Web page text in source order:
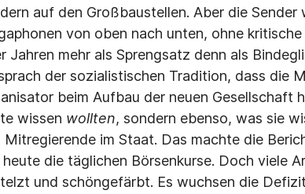
auf den Großbaustellen. Aber die
von oben nach unten, ohne
Jahren mehr als Sprengsatz denn als
der sozialistischen Tradition, dass die
beim Aufbau der neuen Gesellschaft
wissen wollten, sondern ebenso, was sie
Mitregierende im Staat. Das machte die
die täglichen Börsenkurse. Doch viele
und schöngefärbt. Es wuchsen die